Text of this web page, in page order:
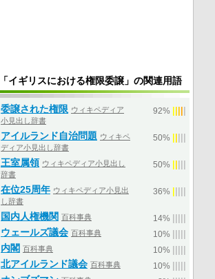
「イギリスにおける権限委譲」の関連用語
委譲された権限 ウィキペディア
小見出し辞書
92%
アイルランド自治問題 ウィキペ
ディア小見出し辞書
50%
王室属領 ウィキペディア小見出し
辞書
50%
在位25周年 ウィキペディア小見出
し辞書
36%
国内人権機関 百科事典 14%
ウェールズ議会 百科事典 10%
内閣 百科事典 10%
北アイルランド議会 百科事典 10%